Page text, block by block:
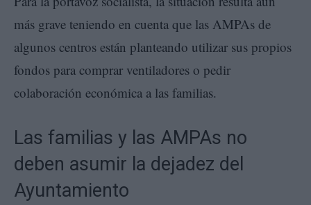
más grave teniendo en cuenta que las AMPAs de
algunos centros están planteando utilizar sus propios
fondos para comprar ventiladores o pedir
colaboración económica a las familias.
Las familias y las AMPAs no
deben asumir la dejadez del
Ayuntamiento